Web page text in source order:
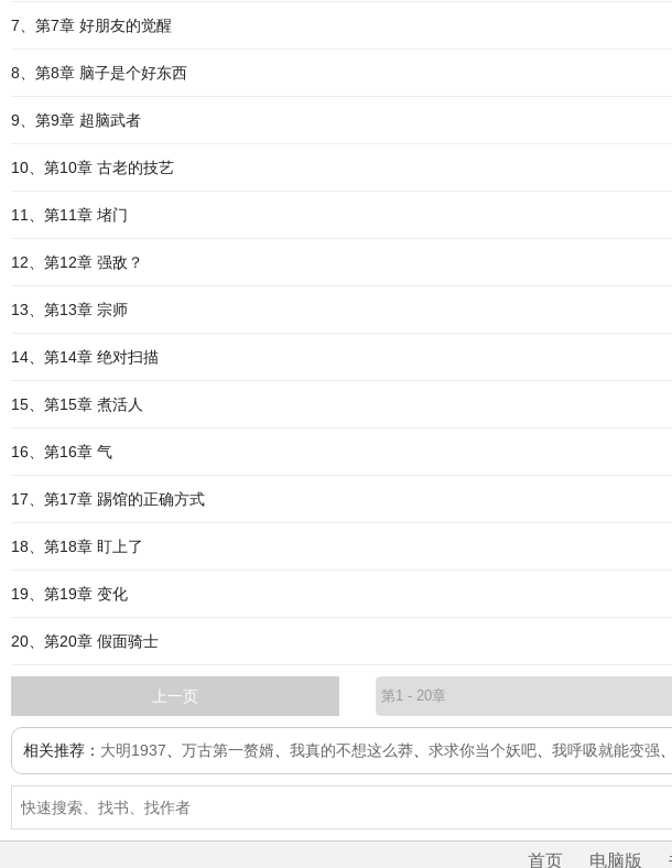
7、第7章 好朋友的觉醒
8、第8章 脑子是个好东西
9、第9章 超脑武者
10、第10章 古老的技艺
11、第11章 堵门
12、第12章 强敌？
13、第13章 宗师
14、第14章 绝对扫描
15、第15章 煮活人
16、第16章 气
17、第17章 踢馆的正确方式
18、第18章 盯上了
19、第19章 变化
20、第20章 假面骑士
上一页
相关推荐： 大明1937 万古第一赘婿 我真的不想这么莽 求求你当个妖吧 我呼吸就能变强
首页 电脑版